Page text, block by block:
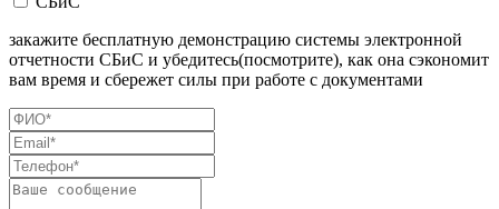
закажите бесплатную демонстрацию системы электронной
отчетности СБиС и убедитесь(посмотрите), как она сэкономит
вам время и сбережет силы при работе с документами